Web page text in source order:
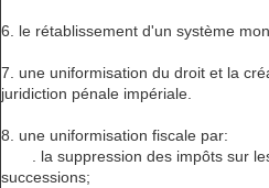
6. le rétablissement d'un système
7. une uniformisation du droit et la
juridiction pénale impériale.
8. une uniformisation fiscale par:
. la suppression des impôts sur
successions;